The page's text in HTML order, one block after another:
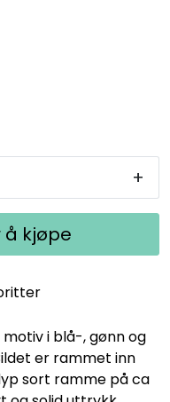
+
å kjøpe
i blå-, gønn og
er rammet inn
sort ramme på ca